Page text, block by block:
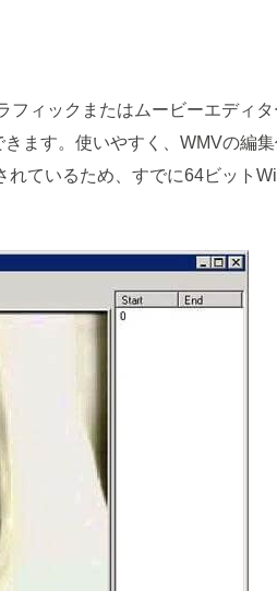
ィックまたはムービーエディ
ます。使いやすく、WMVの編
ているため、すでに64ビット